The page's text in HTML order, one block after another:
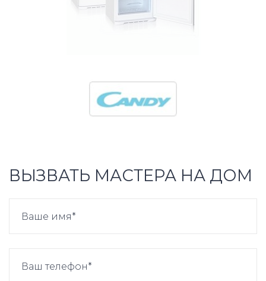
ВЫЗВАТЬ МАСТЕРА НА ДОМ